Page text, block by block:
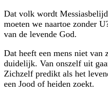
Dat volk wordt
moeten we naartoe zonder
van de levende God.
Dat heeft een mens niet
duidelijk. Van onszelf uit
Zichzelf predikt als het
een Jood of heiden zoekt.